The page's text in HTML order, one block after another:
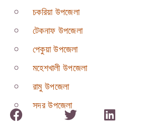
চকরিয়া উপজেলা
টেকনাফ উপজেলা
পেকুয়া উপজেলা
মহেশখালী উপজেলা
রামু উপজেলা
সদর উপজেলা